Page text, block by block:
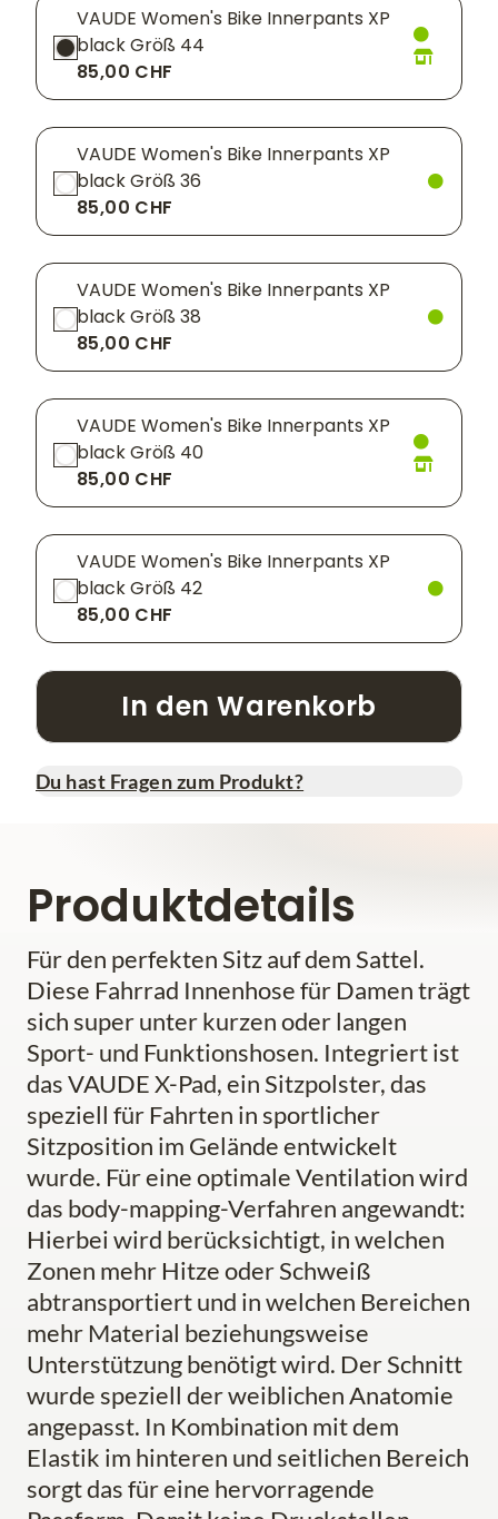
VAUDE Women's Bike Innerpants XP
black Größ 44
85,00 CHF
VAUDE Women's Bike Innerpants XP
black Größ 36
85,00 CHF
VAUDE Women's Bike Innerpants XP
black Größ 38
85,00 CHF
VAUDE Women's Bike Innerpants XP
black Größ 40
85,00 CHF
VAUDE Women's Bike Innerpants XP
black Größ 42
85,00 CHF
In den Warenkorb
Du hast Fragen zum Produkt?
Produktdetails
Für den perfekten Sitz auf dem Sattel.
Diese Fahrrad Innenhose für Damen trägt
sich super unter kurzen oder langen
Sport- und Funktionshosen. Integriert ist
das VAUDE X-Pad, ein Sitzpolster, das
speziell für Fahrten in sportlicher
Sitzposition im Gelände entwickelt
wurde. Für eine optimale Ventilation wird
das body-mapping-Verfahren angewandt:
Hierbei wird berücksichtigt, in welchen
Zonen mehr Hitze oder Schweiß
abtransportiert und in welchen Bereichen
mehr Material beziehungsweise
Unterstützung benötigt wird. Der Schnitt
wurde speziell der weiblichen Anatomie
angepasst. In Kombination mit dem
Elastik im hinteren und seitlichen Bereich
sorgt das für eine hervorragende